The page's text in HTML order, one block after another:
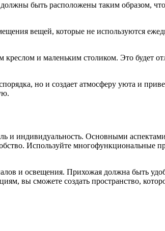
быть расположены таким образом,
вещей, которые не используются
и маленьким столиком. Это будет
но и создает атмосферу уюта и
и индивидуальность. Основными
Используйте многофункциональные
и освещения. Прихожая должна быть
вы сможете создать пространство,